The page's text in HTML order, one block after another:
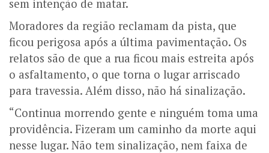
sem intenção de matar.
Moradores da região reclamam da pista, que
ficou perigosa após a última pavimentação. Os
relatos são de que a rua ficou mais estreita após
o asfaltamento, o que torna o lugar arriscado
para travessia. Além disso, não há sinalização.
“Continua morrendo gente e ninguém toma uma
providência. Fizeram um caminho da morte aqui
nesse lugar. Não tem sinalização, nem faixa de